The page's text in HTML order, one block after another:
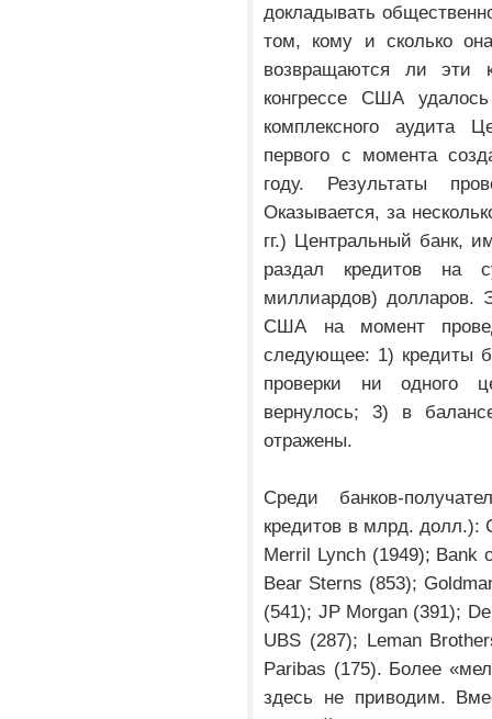
докладывать
том, кому и сколько
возвращаются ли эти
конгрессе США
комплексного аудита
первого с момента
году. Результаты
Оказывается, за
гг.) Центральный банк,
раздал кредитов на
миллиардов) долларов.
США на момент
следующее: 1) кредиты
проверки ни одного
вернулось; 3) в
отражены.
Среди банков-
кредитов в млрд. долл.):
Merril Lynch (1949); Bank
Bear Sterns (853);
(541); JP Morgan (391);
UBS (287); Leman
Paribas (175). Более
здесь не приводим.